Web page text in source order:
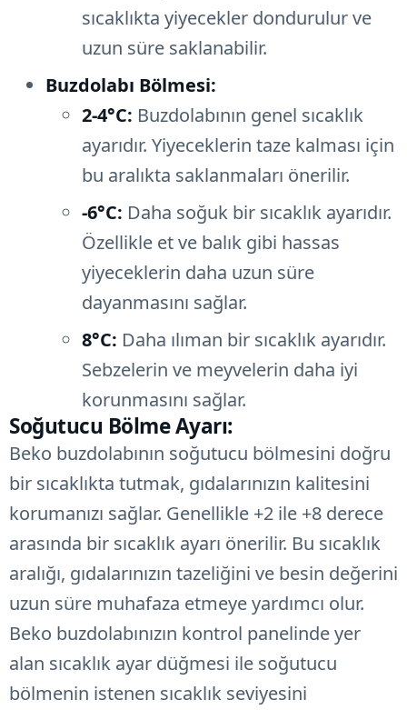
sıcaklıkta yiyecekler dondurulur ve
uzun süre saklanabilir.
Buzdolabı Bölmesi:
2-4°C: Buzdolabının genel sıcaklık
ayarıdır. Yiyeceklerin taze kalması için
bu aralıkta saklanmaları önerilir.
-6°C: Daha soğuk bir sıcaklık ayarıdır.
Özellikle et ve balık gibi hassas
yiyeceklerin daha uzun süre
dayanmasını sağlar.
8°C: Daha ılıman bir sıcaklık ayarıdır.
Sebzelerin ve meyvelerin daha iyi
korunmasını sağlar.
Soğutucu Bölme Ayarı:
Beko buzdolabının soğutucu bölmesini doğru
bir sıcaklıkta tutmak, gıdalarınızın kalitesini
korumanızı sağlar. Genellikle +2 ile +8 derece
arasında bir sıcaklık ayarı önerilir. Bu sıcaklık
aralığı, gıdalarınızın tazeliğini ve besin değerini
uzun süre muhafaza etmeye yardımcı olur.
Beko buzdolabınızın kontrol panelinde yer
alan sıcaklık ayar düğmesi ile soğutucu
bölmenin istenen sıcaklık seviyesini